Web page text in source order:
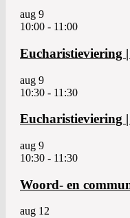
aug 9
10:00 - 11:00
Eucharistieviering
aug 9
10:30 - 11:30
Eucharistieviering
aug 9
10:30 - 11:30
Woord- en
aug 12